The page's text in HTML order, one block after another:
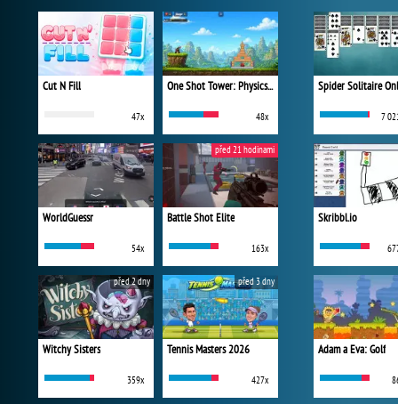
Cut N Fill
47x
One Shot Tower: Physics Destroyer
48x
WorldGuessr
54x
Battle Shot Elite
163x
před 21 hodinami
Witchy Sisters
359x
před 2 dny
Tennis Masters 2026
427x
před 3 dny
Spider Solitaire
7
Skribbl.io
Adam a Eva: Golf